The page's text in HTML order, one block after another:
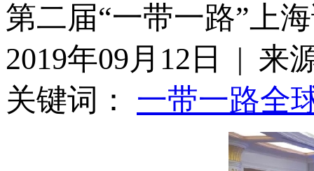
第二届“一带一路”上
2019年09月12日 | 来
关键词： 一带一路全